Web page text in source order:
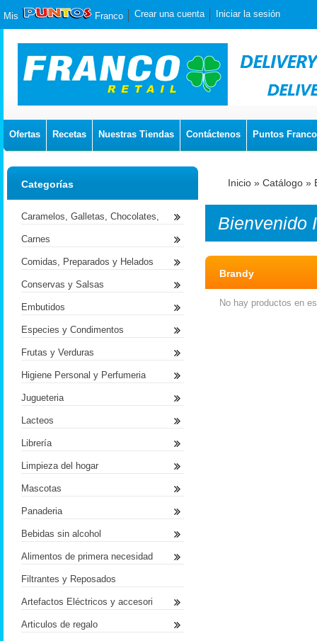
Mis Franco Crear una cuenta Iniciar la sesión
Ofertas Recetas Nuestras Tiendas Contáctenos Puntos Franco
Inicio » Catálogo »
Bienvenido
Brandy
No hay productos en
Categorías
Caramelos, Galletas, Chocolates,
Carnes
Comidas, Preparados y Helados
Conservas y Salsas
Embutidos
Especies y Condimentos
Frutas y Verduras
Higiene Personal y Perfumeria
Jugueteria
Lacteos
Librería
Limpieza del hogar
Mascotas
Panaderia
Bebidas sin alcohol
Alimentos de primera necesidad
Filtrantes y Reposados
Artefactos Eléctricos y accesori
Articulos de regalo